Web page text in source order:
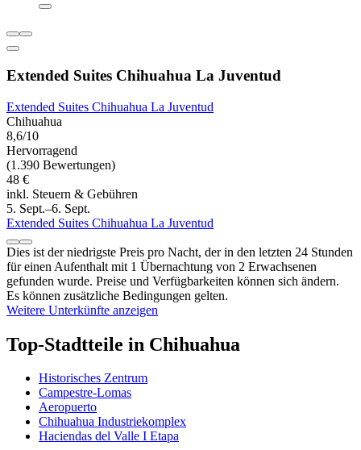
Extended Suites Chihuahua La Juventud
Extended Suites Chihuahua La Juventud
Chihuahua
8,6/10
Hervorragend
(1.390 Bewertungen)
48 €
inkl. Steuern & Gebühren
5. Sept.–6. Sept.
Extended Suites Chihuahua La Juventud
Dies ist der niedrigste Preis pro Nacht, der in den letzten 24 Stunden
für einen Aufenthalt mit 1 Übernachtung von 2 Erwachsenen
gefunden wurde. Preise und Verfügbarkeiten können sich ändern.
Es können zusätzliche Bedingungen gelten.
Weitere Unterkünfte anzeigen
Top-Stadtteile in Chihuahua
Historisches Zentrum
Campestre-Lomas
Aeropuerto
Chihuahua Industriekomplex
Haciendas del Valle I Etapa